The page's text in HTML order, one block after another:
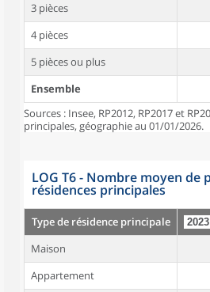
3 pièces
4 pièces
5 pièces ou plus
Ensemble
Sources : Insee, RP2012, RP2017 et
principales, géographie au 01/01/2026.
LOG T6 - Nombre moyen de
résidences principales
Type de résidence principale
Maison
Appartement